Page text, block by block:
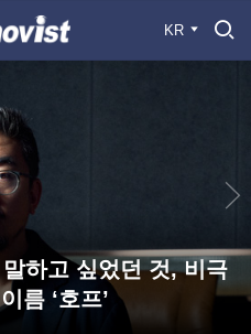
KR
하고 싶었던 것, 비극
름 ‘호프’